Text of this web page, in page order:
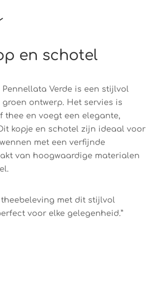
en schotel
Verde is een stijlvol
ontwerp. Het servies is
thee en voegt een elegante,
kopje en schotel zijn ideaal voor
met een verfijnde
van hoogwaardige materialen
theebeleving met dit stijlvol
voor elke gelegenheid.”